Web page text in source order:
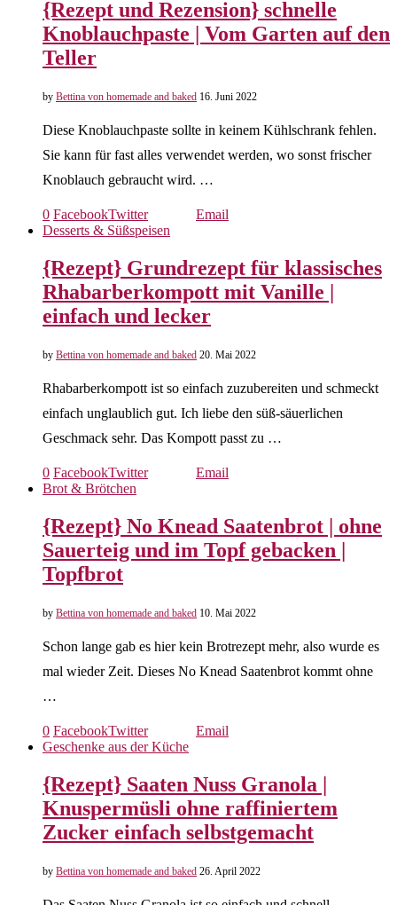
{Rezept und Rezension} schnelle
Knoblauchpaste | Vom Garten auf den
Teller
by Bettina von homemade and baked 16. Juni 2022
Diese Knoblauchpaste sollte in keinem Kühlschrank fehlen.
Sie kann für fast alles verwendet werden, wo sonst frischer
Knoblauch gebraucht wird. …
0 FacebookTwitter
Email
Desserts & Süßspeisen
{Rezept} Grundrezept für klassisches
Rhabarberkompott mit Vanille |
einfach und lecker
by Bettina von homemade and baked 20. Mai 2022
Rhabarberkompott ist so einfach zuzubereiten und schmeckt
einfach unglaublich gut. Ich liebe den süß-säuerlichen
Geschmack sehr. Das Kompott passt zu …
0 FacebookTwitter
Email
Brot & Brötchen
{Rezept} No Knead Saatenbrot | ohne
Sauerteig und im Topf gebacken |
Topfbrot
by Bettina von homemade and baked 10. Mai 2022
Schon lange gab es hier kein Brotrezept mehr, also wurde es
mal wieder Zeit. Dieses No Knead Saatenbrot kommt ohne
…
0 FacebookTwitter
Email
Geschenke aus der Küche
{Rezept} Saaten Nuss Granola |
Knuspermüsli ohne raffiniertem
Zucker einfach selbstgemacht
by Bettina von homemade and baked 26. April 2022